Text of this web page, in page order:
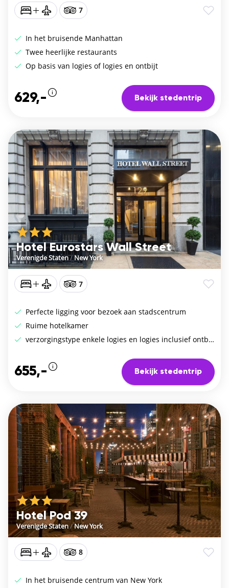
7
In het bruisende Manhattan
Twee heerlijke restaurants
Op basis van logies of logies en ontbijt
629,- Bekijk stedentrip
Hotel Eurostars Wall Street
Verenigde Staten/New York
7
Perfecte ligging voor bezoek aan stadscentrum
Ruime hotelkamer
verzorgingstype enkele logies en logies inclusief ontbijt
655,- Bekijk stedentrip
Hotel Pod 39
Verenigde Staten/New York
8
In het bruisende centrum van New York